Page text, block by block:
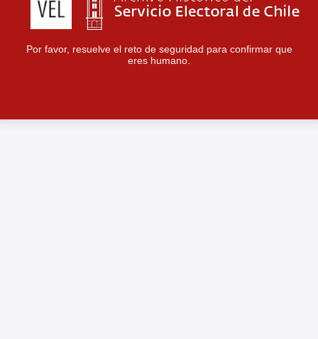
Por favor, resuelve el reto de seguridad para confirmar que
eres humano.